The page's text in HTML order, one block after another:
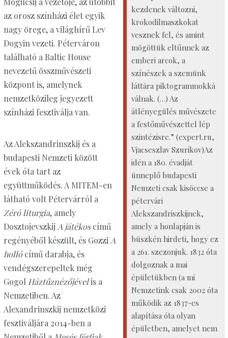
kezdenek változni,
krokodilmaszkokat
vesznek fel, és amint
mögöttük eltűnnek az
emberi arcok, a
színészek a szemünk
láttára piktogrammokká
válnak. (…) Az
átlényegülés művészete
a festőművészettel lép
szintézisre.” (expert.ru,
Vjacseszlav Szurikov)Az
idén a 180. évadját
ünneplő budapesti
Nemzeti csak kisöccse a
pétervári
Alekszandriszkijnek,
amely a honlapján is
büszkén hirdeti, hogy ez
a 261. szezonjuk. 1832 óta
dolgoznak a mai
épületükben (a mi
Nemzetink csak 2002 óta
működik az 1837-es
alapítása óta olyan
épületben, amelyet nem
az orosz színházi élet egyik
nagy örege, a világhírű Lev
Dogyin vezeti. Péterváron
található a Baltic House
nevezetű összművészeti
központ is, amelynek
nemzetközileg jegyezett
színházi fesztiválja van.
Az Alekszandrinszkij és a
budapesti Nemzeti között
évek óta tart az
együttműködés. A MITEM-en
látható volt Pétervárról a
Zéró liturgia, amely
Dosztojevszkij A játékoscímű
regényéből készült, és GozziA
hollócímű darabja, és
vendégszerepeltek még
Gogol Háztűznézőjévelis a
Nemzetiben. Az
Alexandrinszkij nemzetközi
fesztiváljára 2014-ben a